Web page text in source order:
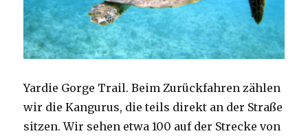
Yardie Gorge Trail. Beim Zurückfahren zählen
wir die Kangurus, die teils direkt an der Straße
sitzen. Wir sehen etwa 100 auf der Strecke von